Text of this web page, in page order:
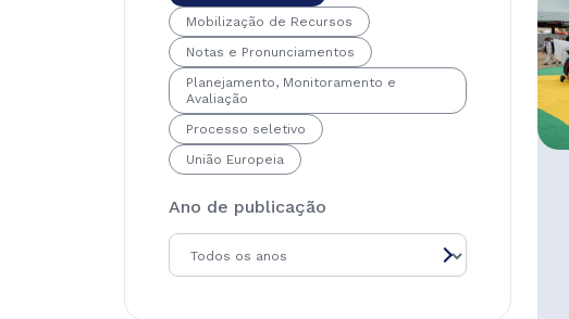
Mobilização de Recursos
Notas e Pronunciamentos
Planejamento, Monitoramento e
Avaliação
Processo seletivo
União Europeia
Ano de publicação